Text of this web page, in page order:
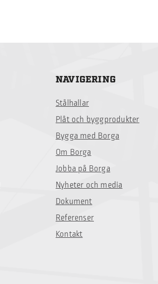
NAVIGERING
Stålhallar
Plåt och byggprodukter
Bygga med Borga
Om Borga
Jobba på Borga
Nyheter och media
Dokument
Referenser
Kontakt